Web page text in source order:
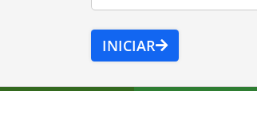
INICIAR